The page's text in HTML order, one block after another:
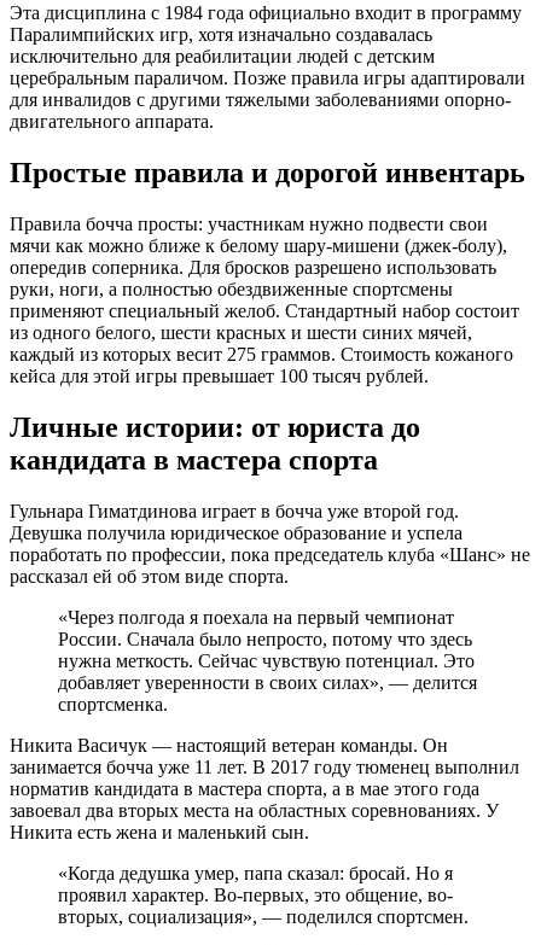
Эта дисциплина с 1984 года официально входит в программу
Паралимпийских игр, хотя изначально создавалась
исключительно для реабилитации людей с детским
церебральным параличом. Позже правила игры адаптировали
для инвалидов с другими тяжелыми заболеваниями опорно-
двигательного аппарата.
Простые правила и дорогой инвентарь
Правила бочча просты: участникам нужно подвести свои
мячи как можно ближе к белому шару-мишени (джек-болу),
опередив соперника. Для бросков разрешено использовать
руки, ноги, а полностью обездвиженные спортсмены
применяют специальный желоб. Стандартный набор состоит
из одного белого, шести красных и шести синих мячей,
каждый из которых весит 275 граммов. Стоимость кожаного
кейса для этой игры превышает 100 тысяч рублей.
Личные истории: от юриста до
кандидата в мастера спорта
Гульнара Гиматдинова играет в бочча уже второй год.
Девушка получила юридическое образование и успела
поработать по профессии, пока председатель клуба «Шанс» не
рассказал ей об этом виде спорта.
«Через полгода я поехала на первый чемпионат
России. Сначала было непросто, потому что здесь
нужна меткость. Сейчас чувствую потенциал. Это
добавляет уверенности в своих силах», — делится
спортсменка.
Никита Васичук — настоящий ветеран команды. Он
занимается бочча уже 11 лет. В 2017 году тюменец выполнил
норматив кандидата в мастера спорта, а в мае этого года
завоевал два вторых места на областных соревнованиях. У
Никита есть жена и маленький сын.
«Когда дедушка умер, папа сказал: бросай. Но я
проявил характер. Во-первых, это общение, во-
вторых, социализация», — поделился спортсмен.